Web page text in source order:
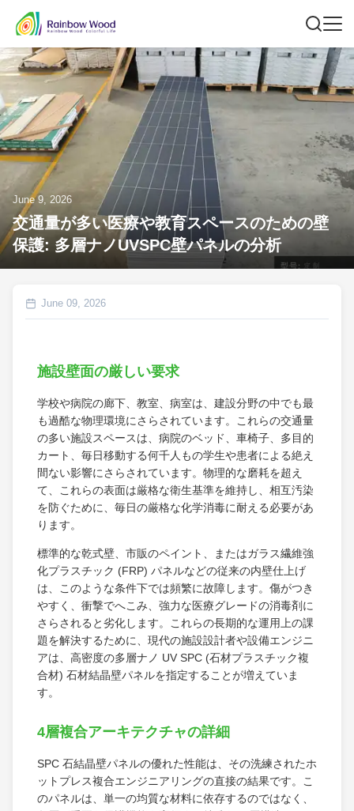
June 9, 2026
交通量が多い医療や教育スペースのための壁
保護: 多層ナノUVSPC壁パネルの分析
June 09, 2026
施設壁面の厳しい要求
学校や病院の廊下、教室、病室は、建設分野の中でも最
も過酷な物理環境にさらされています。これらの交通量
の多い施設スペースは、病院のベッド、車椅子、多目的
カート、毎日移動する何千人もの学生や患者による絶え
間ない影響にさらされています。物理的な磨耗を超え
て、これらの表面は厳格な衛生基準を維持し、相互汚染
を防ぐために、毎日の厳格な化学消毒に耐える必要があ
ります。
標準的な乾式壁、市販のペイント、またはガラス繊維強
化プラスチック (FRP) パネルなどの従来の内壁仕上げ
は、このような条件下では頻繁に故障します。傷がつき
やすく、衝撃でへこみ、強力な医療グレードの消毒剤に
さらされると劣化します。これらの長期的な運用上の課
題を解決するために、現代の施設設計者や設備エンジニ
アは、高密度の多層ナノ UV SPC (石材プラスチック複
合材) 石材結晶壁パネルを指定することが増えていま
す。
4層複合アーキテクチャの詳細
SPC 石結晶壁パネルの優れた性能は、その洗練されたホ
ットプレス複合エンジニアリングの直接の結果です。こ
のパネルは、単一の均質な材料に依存するのではなく、